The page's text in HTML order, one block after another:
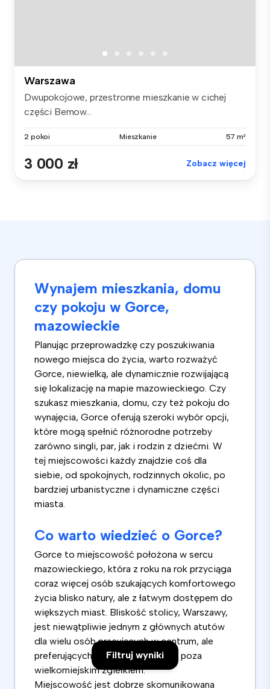
Filtruj wyniki
Warszawa
Dwupokojowe, przestronne mieszkanie w cichej
części Bemow...
2 pokoi Mieszkanie 57 m²
3 000 zł Zobacz więcej
Wynajem mieszkania, domu
czy pokoju w Gorce,
mazowieckie
Planując przeprowadzkę czy poszukiwania
nowego miejsca do życia, warto rozważyć
Gorce, niewielką, ale dynamicznie rozwijającą
się lokalizację na mapie mazowieckiego. Czy
szukasz mieszkania, domu, czy też pokoju do
wynajęcia, Gorce oferują szeroki wybór opcji,
które mogą spełnić różnorodne potrzeby
zarówno singli, par, jak i rodzin z dziećmi. W
tej miejscowości każdy znajdzie coś dla
siebie, od spokojnych, rodzinnych okolic, po
bardziej urbanistyczne i dynamiczne części
miasta.
Co warto wiedzieć o Gorce?
Gorce to miejscowość położona w sercu
mazowieckiego, która z roku na rok przyciąga
coraz więcej osób szukających komfortowego
życia blisko natury, ale z łatwym dostępem do
większych miast. Bliskość stolicy, Warszawy,
jest niewątpliwie jednym z głównych atutów
dla wielu osób pracujących w centrum, ale
preferujących spokojniejsze życie poza
wielkomiejskim zgiełkiem.
Miejscowość jest dobrze skomunikowana